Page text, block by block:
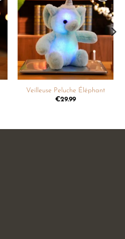
Ajouter
à la
liste de
souhaits
Veilleuse Peluche Éléphant
€29.99